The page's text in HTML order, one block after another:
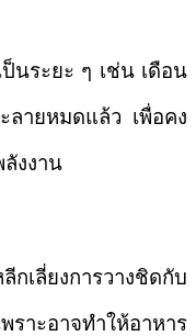
นระยะ ๆ เช่น เดือน
ลายหมดแล้ว เพื่อคง
งงาน
กเลี่ยงการวางชิดกับ
าะอาจทำให้อาหาร